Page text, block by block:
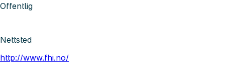
Offentlig
Nettsted
http://www.fhi.no/